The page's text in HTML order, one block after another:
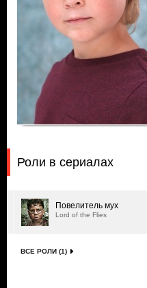
Роли в сериалах
Повелитель мух
Lord of the Flies
ВСЕ РОЛИ (1)